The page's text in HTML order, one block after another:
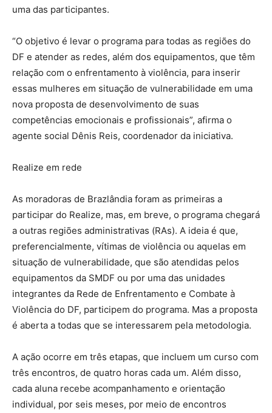
uma das participantes.
“O objetivo é levar o programa para todas as regiões do
DF e atender as redes, além dos equipamentos, que têm
relação com o enfrentamento à violência, para inserir
essas mulheres em situação de vulnerabilidade em uma
nova proposta de desenvolvimento de suas
competências emocionais e profissionais”, afirma o
agente social Dênis Reis, coordenador da iniciativa.
Realize em rede
As moradoras de Brazlândia foram as primeiras a
participar do Realize, mas, em breve, o programa chegará
a outras regiões administrativas (RAs). A ideia é que,
preferencialmente, vítimas de violência ou aquelas em
situação de vulnerabilidade, que são atendidas pelos
equipamentos da SMDF ou por uma das unidades
integrantes da Rede de Enfrentamento e Combate à
Violência do DF, participem do programa. Mas a proposta
é aberta a todas que se interessarem pela metodologia.
A ação ocorre em três etapas, que incluem um curso com
três encontros, de quatro horas cada um. Além disso,
cada aluna recebe acompanhamento e orientação
individual, por seis meses, por meio de encontros